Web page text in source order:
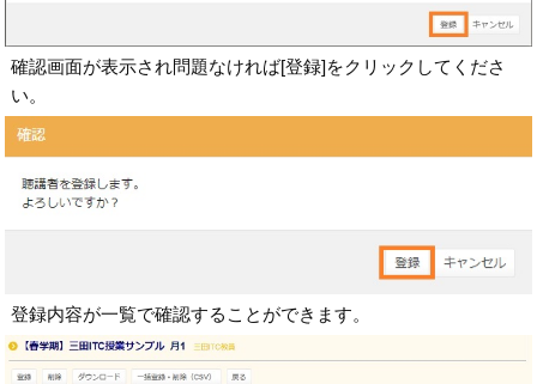
確認画面が表示され問題なければ[登録]をクリックしてくださ
い。
登録内容が一覧で確認することができます。